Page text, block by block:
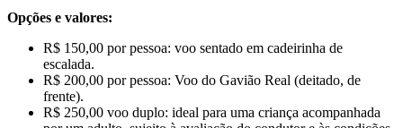
Opções e valores:
R$ 150,00 por pessoa: voo sentado em cadeirinha de
escalada.
R$ 200,00 por pessoa: Voo do Gavião Real (deitado, de
frente).
R$ 250,00 voo duplo: ideal para uma criança acompanhada